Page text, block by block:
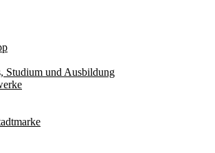
Studium und Ausbildung